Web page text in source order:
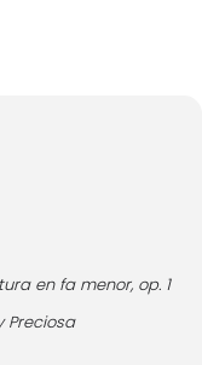
en fa menor, op. 1
Preciosa